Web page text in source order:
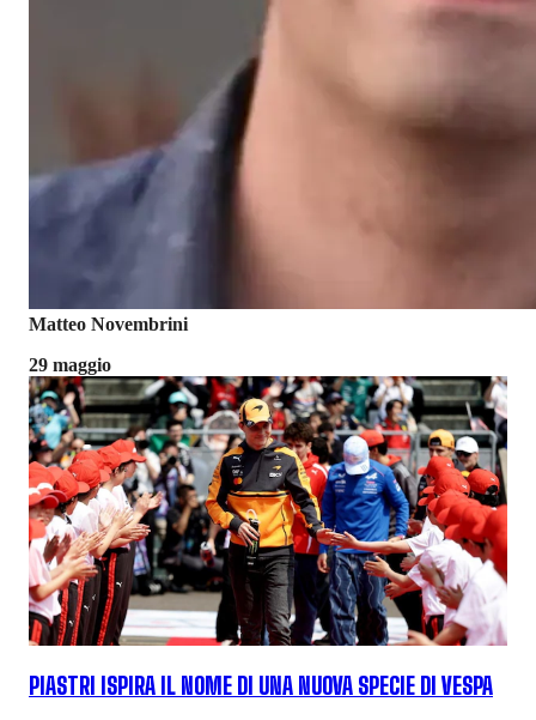
Matteo Novembrini
29 maggio
PIASTRI ISPIRA IL NOME DI UNA NUOVA SPECIE DI VESPA